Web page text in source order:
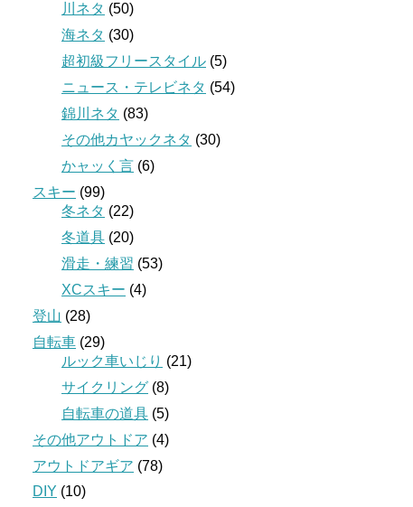
川ネタ (50)
海ネタ (30)
超初級フリースタイル (5)
ニュース・テレビネタ (54)
錦川ネタ (83)
その他カヤックネタ (30)
かャッく言 (6)
スキー (99)
冬ネタ (22)
冬道具 (20)
滑走・練習 (53)
XCスキー (4)
登山 (28)
自転車 (29)
ルック車いじり (21)
サイクリング (8)
自転車の道具 (5)
その他アウトドア (4)
アウトドアギア (78)
DIY (10)